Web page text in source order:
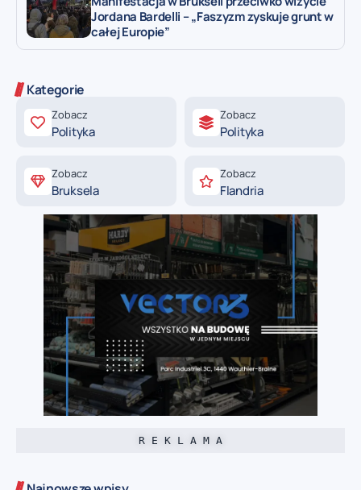
Jordana Bardelli – „Faszyzm zyskuje grunt w
całej Europie”
Kategorie
Zobacz
Polityka
Zobacz
Polityka
Zobacz
Bruksela
Zobacz
Flandria
R E K L A M A